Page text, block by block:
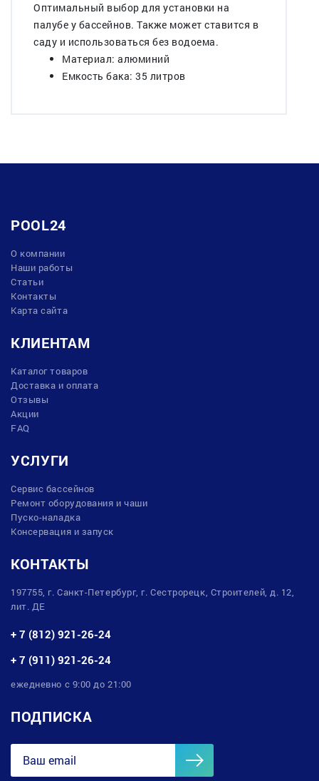
Оптимальный выбор для установки на
палубе у бассейнов. Также может ставится в
саду и использоваться без водоема.
Материал: алюминий
Емкость бака: 35 литров
POOL24
О компании
Наши работы
Статьи
Контакты
Карта сайта
КЛИЕНТАМ
Каталог товаров
Доставка и оплата
Отзывы
Акции
FAQ
УСЛУГИ
Сервис бассейнов
Ремонт оборудования и чаши
Пуско-наладка
Консервация и запуск
КОНТАКТЫ
197755, г. Санкт-Петербург, г. Сестрорецк, Строителей, д. 12,
лит. ДЕ
+ 7 (812) 921-26-24
+ 7 (911) 921-26-24
ежедневно с 9:00 до 21:00
ПОДПИСКА